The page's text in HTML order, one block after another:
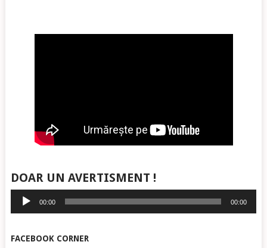
DOAR UN AVERTISMENT !
Player
audio
00:00 00:00
FACEBOOK CORNER